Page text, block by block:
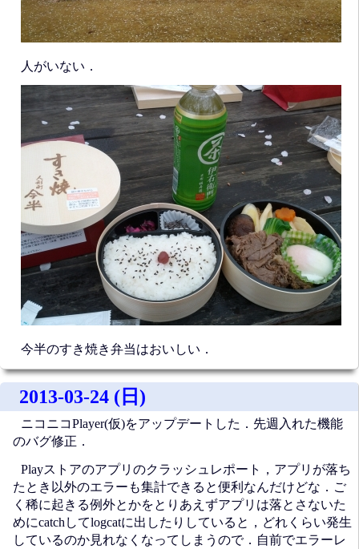
人がいない．
今半のすき焼き弁当はおいしい．
2013-03-24 (日)
ニコニコPlayer(仮)をアップデートした．先週入れた機能
のバグ修正．
Playストアのアプリのクラッシュレポート，アプリが落ち
たとき以外のエラーも集計できると便利なんだけどな．ご
く稀に起きる例外とかをとりあえずアプリは落とさないた
めにcatchしてlogcatに出したりしていると，どれくらい発生
しているのか見れなくなってしまうので．自前でエラーレ